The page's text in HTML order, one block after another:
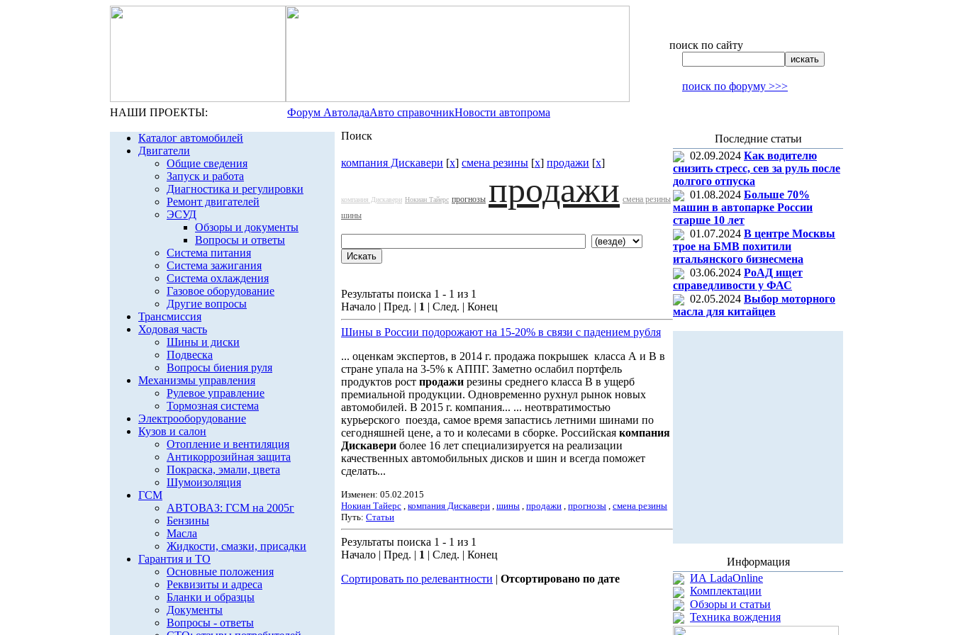
поиск по сайту
поиск по форуму >>>
НАШИ ПРОЕКТЫ: Форум АвтоладаАвто справочникНовости автопрома
Каталог автомобилей
Двигатели
Общие сведения
Запуск и работа
Диагностика и регулировки
Ремонт двигателей
ЭСУД
Обзоры и документы
Вопросы и ответы
Система питания
Система зажигания
Система охлаждения
Газовое оборудование
Другие вопросы
Трансмиссия
Ходовая часть
Шины и диски
Подвеска
Вопросы биения руля
Механизмы управления
Рулевое управление
Тормозная система
Электрооборудование
Кузов и салон
Отопление и вентиляция
Антикоррозийная защита
Покраска, эмали, цвета
Шумоизоляция
ГСМ
АВТОВАЗ: ГСМ на 2005г
Бензины
Масла
Жидкости, смазки, присадки
Гарантия и ТО
Основные положения
Реквизиты и адреса
Бланки и образцы
Документы
Вопросы - ответы
Поиск
компания Дискавери [x] смена резины [x] продажи [x]
компания Дискавери Нокиан Тайерс прогнозы продажи смена резины
шины
Результаты поиска 1 - 1 из 1
Начало | Пред. | 1 | След. | Конец
Шины в России подорожают на 15-20% в связи с падением рубля
... оценкам экспертов, в 2014 г. продажа покрышек класса А и B в
стране упала на 3-5% к АППГ. Заметно ослабил портфель
продуктов рост продажи резины среднего класса B в ущерб
премиальной продукции. Одновременно рухнул рынок новых
автомобилей. В 2015 г. компания... ... неотвратимостью
курьерского поезда, самое время запастись летними шинами по
сегодняшней цене, а то и колесами в сборке. Российская компания
Дискавери более 16 лет специализируется на реализации
качественных автомобильных дисков и шин и всегда поможет
сделать...
Изменен: 05.02.2015
Нокиан Тайерс , компания Дискавери , шины , продажи , прогнозы , смена резины
Путь: Статьи
Результаты поиска 1 - 1 из 1
Начало | Пред. | 1 | След. | Конец
Сортировать по релевантности | Отсортировано по дате
Последние статьи
02.09.2024 Как водителю
снизить стресс, сев за руль после
долгого отпуска
01.08.2024 Больше 70%
машин в автопарке России
старше 10 лет
01.07.2024 В центре Москвы
трое на БМВ похитили
итальянского бизнесмена
03.06.2024 РоАД ищет
справедливости у ФАС
02.05.2024 Выбор моторного
масла для китайцев
Информация
ИА LadaOnline
Комплектации
Обзоры и статьи
Техника вождения